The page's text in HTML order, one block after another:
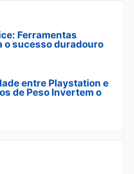
Ferramentas
o sucesso duradouro
entre Playstation e
de Peso Invertem o